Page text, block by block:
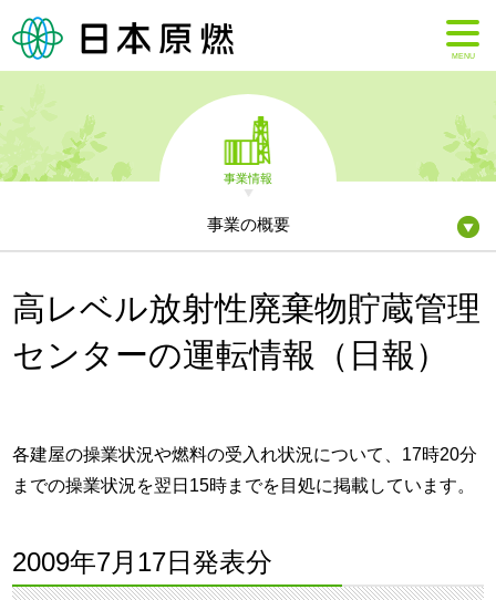
MENU
事業情報
事業の概要
高レベル放射性廃棄物貯蔵管理
センターの運転情報（日報）
各建屋の操業状況や燃料の受入れ状況について、17時20分
までの操業状況を翌日15時までを目処に掲載しています。
2009年7月17日発表分